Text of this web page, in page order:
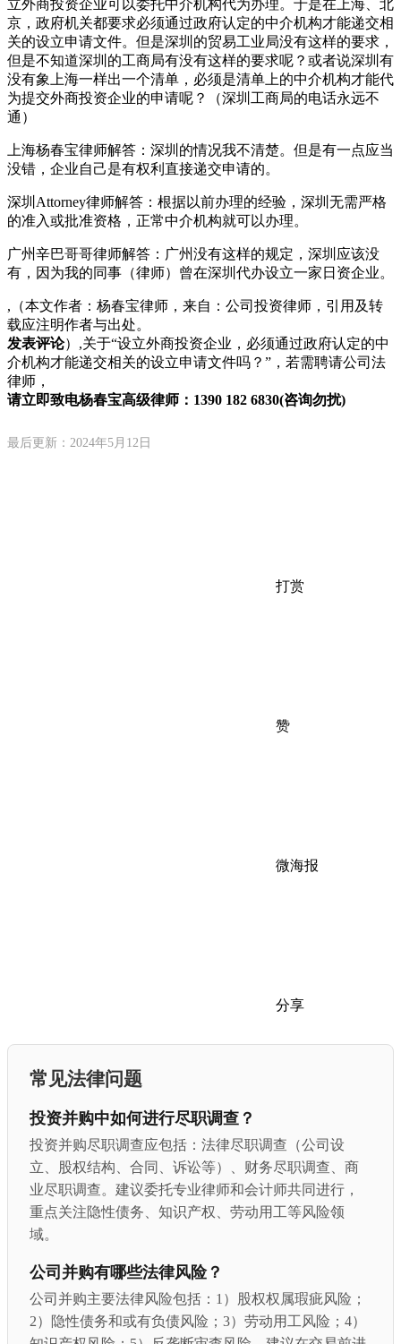
立外商投资企业可以委托中介机构代为办理。于是在上海、北
京，政府机关都要求必须通过政府认定的中介机构才能递交相
关的设立申请文件。但是深圳的贸易工业局没有这样的要求，
但是不知道深圳的工商局有没有这样的要求呢？或者说深圳有
没有象上海一样出一个清单，必须是清单上的中介机构才能代
为提交外商投资企业的申请呢？（深圳工商局的电话永远不
通）
上海杨春宝律师解答：深圳的情况我不清楚。但是有一点应当
没错，企业自己是有权利直接递交申请的。
深圳Attorney律师解答：根据以前办理的经验，深圳无需严格
的准入或批准资格，正常中介机构就可以办理。
广州辛巴哥哥律师解答：广州没有这样的规定，深圳应该没
有，因为我的同事（律师）曾在深圳代办设立一家日资企业。
,（本文作者：杨春宝律师，来自：公司投资律师，引用及转
载应注明作者与出处。
发表评论）,关于“设立外商投资企业，必须通过政府认定的中
介机构才能递交相关的设立申请文件吗？”，若需聘请公司法
律师，
请立即致电杨春宝高级律师：1390 182 6830(咨询勿扰)
最后更新：2024年5月12日
打赏
赞
微海报
分享
常见法律问题
投资并购中如何进行尽职调查？
投资并购尽职调查应包括：法律尽职调查（公司设
立、股权结构、合同、诉讼等）、财务尽职调查、商
业尽职调查。建议委托专业律师和会计师共同进行，
重点关注隐性债务、知识产权、劳动用工等风险领
域。
公司并购有哪些法律风险？
公司并购主要法律风险包括：1）股权权属瑕疵风险；
2）隐性债务和或有负债风险；3）劳动用工风险；4）